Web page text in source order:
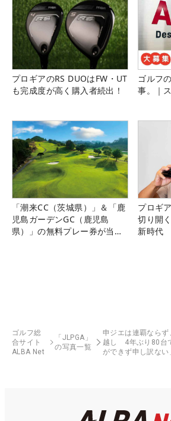
プロギアのRS DUOはFW・UT
も完成度が高く購入者続出！
ゴルフ
事。｜
「潮来CC（茨城県）」＆「鹿
児島ガーデンGC（鹿児島
県）」の無料プレー券が当た
プロギ
切り開
新時代
ゴルフ総
合サイト
ALBA Net
「JLPGA」
の写真一覧
申ジエは連覇なら
越し 4年ぶり80台
ができず申し訳ない